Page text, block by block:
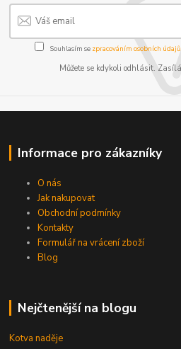
Souhlasím se zpracováním osobních údajů
Můžete se kdykoli odhlásit.
Informace pro zákazníky
O nás
Jak nakupovat
Obchodní podmínky
Kontakty
Formulář na vrácení zboží
Blog
Nejčtenější na blogu
Kotva naděje